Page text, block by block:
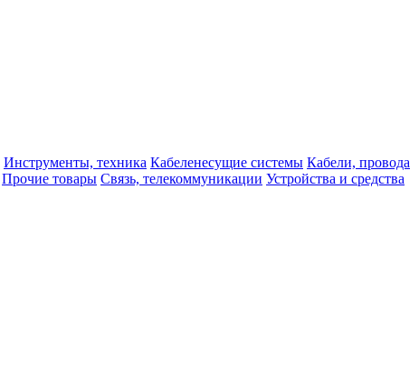
Инструменты, техника Кабеленесущие системы Кабели, провода
Прочие товары Связь, телекоммуникации Устройства и средства